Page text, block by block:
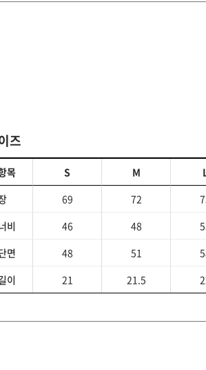
즈
목 S M
69 72
비
46 48
면
48 51
이
21 21.5